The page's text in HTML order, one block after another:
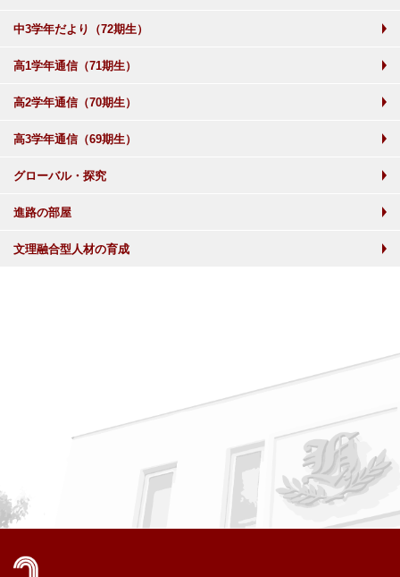
中3学年だより（72期生）
高1学年通信（71期生）
高2学年通信（70期生）
高3学年通信（69期生）
グローバル・探究
進路の部屋
文理融合型人材の育成